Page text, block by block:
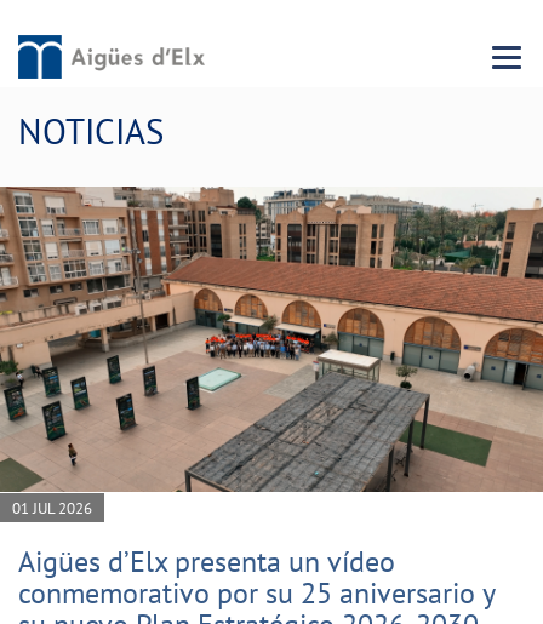
Menu
NOTICIAS
01 JUL 2026
Aigües d’Elx presenta un vídeo
conmemorativo por su 25 aniversario y